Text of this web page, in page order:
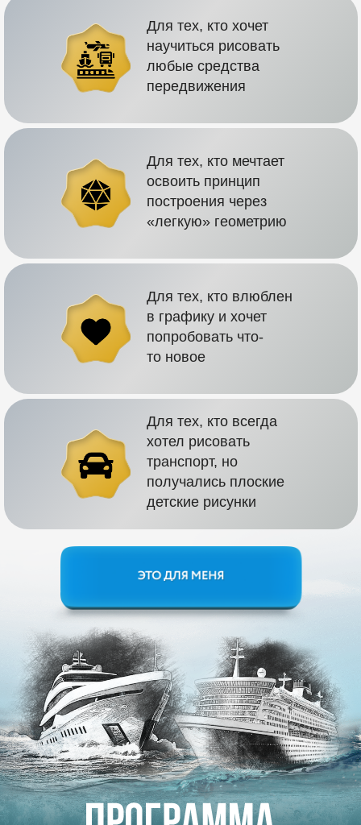
Для тех, кто мечтает
освоить принцип
построения через
«легкую» геометрию
Для тех, кто влюблен
в графику и хочет
попробовать что-
то новое
Для тех, кто всегда
хотел рисовать
транспорт, но
получались плоские
детские рисунки
Для тех, кто хочет
научиться рисовать
любые средства
передвижения